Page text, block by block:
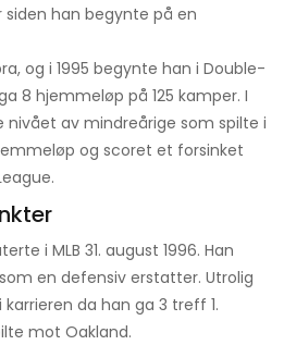
han begynte på en
og i 1995 begynte han i Double-
8 hjemmeløp på 125 kamper. I
nivået av mindreårige som spilte i
og scoret et forsinket
i MLB 31. august 1996. Han
en defensiv erstatter. Utrolig
da han ga 3 treff 1.
mot Oakland.